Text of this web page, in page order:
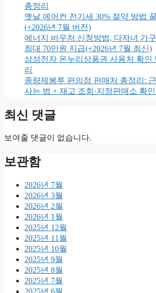
총정리
옛날 에어컨 전기세 30% 절약 방법
(+2026년 7월 버전)
에너지 바우처 신청방법, 다자녀 가
최대 70만원 지급(+2026년 7월 최신)
삼성전자 온누리상품권 사용처 확인
리
종량제봉투 편의점 판매처 총정리:
사는 법 + 재고 조회·지정판매소 확
최신 댓글
보여줄 댓글이 없습니다.
보관함
2026년 7월
2026년 3월
2026년 2월
2026년 1월
2025년 12월
2025년 11월
2025년 10월
2025년 9월
2025년 8월
2025년 7월